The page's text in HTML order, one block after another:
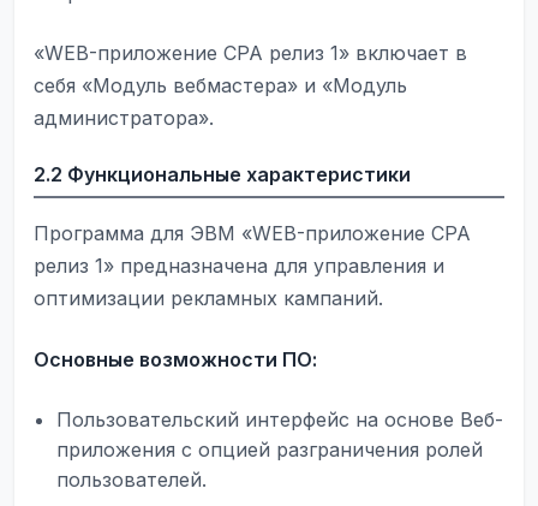
«WEB-приложение CPA релиз 1» включает в
себя «Модуль вебмастера» и «Модуль
администратора».
2.2 Функциональные характеристики
Программа для ЭВМ «WEB-приложение CPA
релиз 1» предназначена для управления и
оптимизации рекламных кампаний.
Основные возможности ПО:
Пользовательский интерфейс на основе Веб-
приложения с опцией разграничения ролей
пользователей.